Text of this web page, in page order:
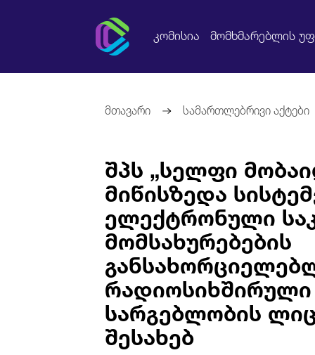
კომისია მომხმარებლის
მთავარი სამართლებრივი აქტები
შპს „სელფი
მიწისზედა
ელექტრონული
მომსახურებების
სარგებლობის
შესახებ